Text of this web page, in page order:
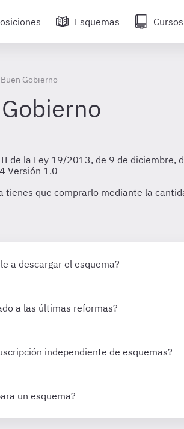
Esquemas Cursos
Buen Gobierno
de la Ley 19/2013, de 9 de
Versión 1.0
tienes que comprarlo mediante la
a descargar el esquema?
a las últimas reformas?
independiente de esquemas?
un esquema?